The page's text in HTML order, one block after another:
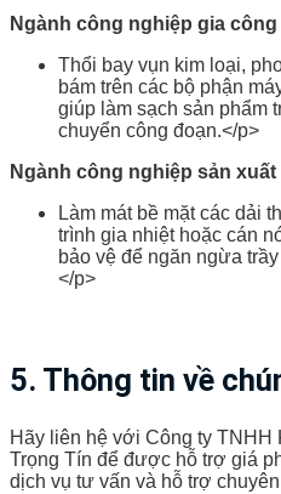
Ngành công nghiệp gia
Thổi bay vụn kim loại,
bám trên các bộ phận
giúp làm sạch sản phẩm
chuyển công đoạn.</p>
Ngành công nghiệp sản
Làm mát bề mặt các dải
trình gia nhiệt hoặc cán
bảo vệ để ngăn ngừa
</p>
5. Thông tin về
Hãy liên hệ với Công ty TNHH
Trọng Tín để được hỗ trợ giá
dịch vụ tư vấn và hỗ trợ